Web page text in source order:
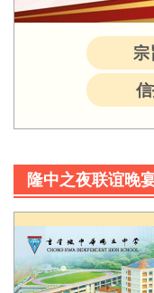
宗
隆中之夜联谊晚